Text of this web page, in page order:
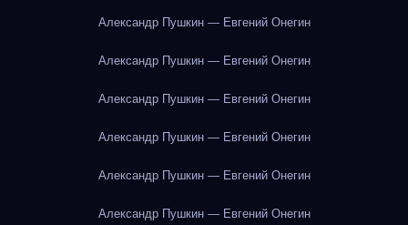
Александр Пушкин — Евгений Онегин
Александр Пушкин — Евгений Онегин
Александр Пушкин — Евгений Онегин
Александр Пушкин — Евгений Онегин
Александр Пушкин — Евгений Онегин
Александр Пушкин — Евгений Онегин